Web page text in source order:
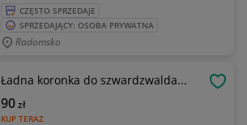
CZĘSTO SPRZEDAJE
SPRZEDAJĄCY: OSOBA PRYWATNA
Radomsko
Ładna koronka do szwardzwalda...
KUP TERAZ
90zł